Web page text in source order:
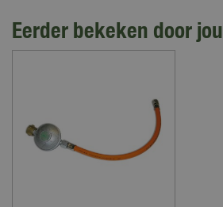
Eerder bekeken door jou